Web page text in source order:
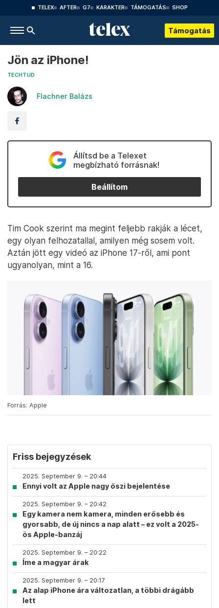
TELEX AFTER G7 KARAKTER TÁMOGATÁS SHOP
Támogatás
Jön az iPhone!
TECHTUD
Flachner Balázs
Állítsd be a Telexet
megbízható forrásnak!
Beállítom
Tim Cook szerint ma megint feljebb rakják a lécet,
egy olyan felhozatallal, amilyen még sosem volt.
Aztán jött egy videó az iPhone 17-ről, ami pont
ugyanolyan, mint a 16.
Forrás: Apple
Friss bejegyzések
2025. September 9. – 20:44
Ennyi volt az Apple nagy őszi bejelentése
2025. September 9. – 20:42
Egy kamera nem kamera, minden erősebb és
gyorsabb, de új nincs a nap alatt – ez volt a 2025-
ös Apple-banzáj
2025. September 9. – 20:22
Íme a magyar árak
2025. September 9. – 20:17
Az alap iPhone ára változatlan, a többi drágább
lett